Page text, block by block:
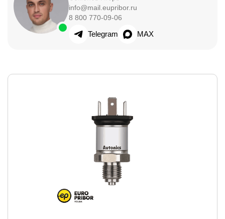
info@mail.eupribor.ru
8 800 770-09-06
Telegram MAX